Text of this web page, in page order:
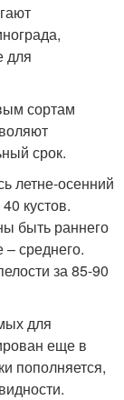
для
сортам
срок.
летне-осенний
кустов.
быть раннего
– среднего.
за 85-90
для
еще в
пополняется,